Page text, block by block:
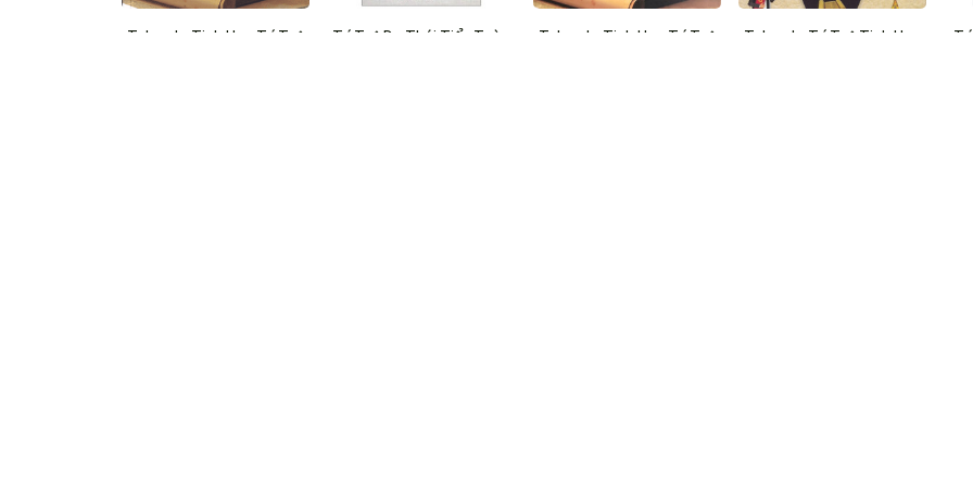
Talmud - Tinh Hoa Trí Tuệ
Trí Tuệ Do Thái Tiểu Toàn
Talmud - Tinh Hoa Trí Tuệ
Talmud - Trí Tuệ Tinh Hoa